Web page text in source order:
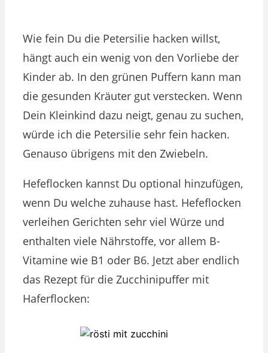
Wie fein Du die Petersilie hacken willst,
hängt auch ein wenig von den Vorliebe der
Kinder ab. In den grünen Puffern kann man
die gesunden Kräuter gut verstecken. Wenn
Dein Kleinkind dazu neigt, genau zu suchen,
würde ich die Petersilie sehr fein hacken.
Genauso übrigens mit den Zwiebeln.
Hefeflocken kannst Du optional hinzufügen,
wenn Du welche zuhause hast. Hefeflocken
verleihen Gerichten sehr viel Würze und
enthalten viele Nährstoffe, vor allem B-
Vitamine wie B1 oder B6. Jetzt aber endlich
das Rezept für die Zucchinipuffer mit
Haferflocken: